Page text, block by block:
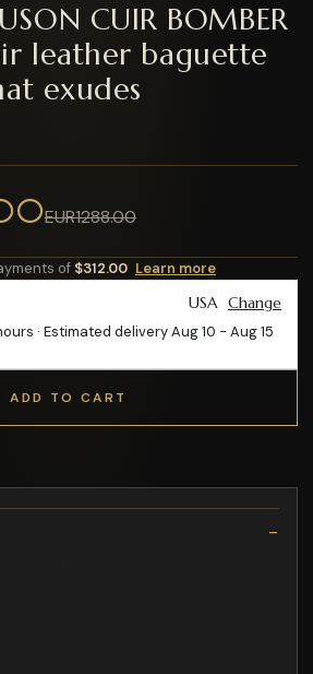
CUIR BOMBER
leather baguette
exudes
EUR1288.00
of $312.00 Learn more
USA Change
· Estimated deliveryAug 10 - Aug 15
ADD TO CART